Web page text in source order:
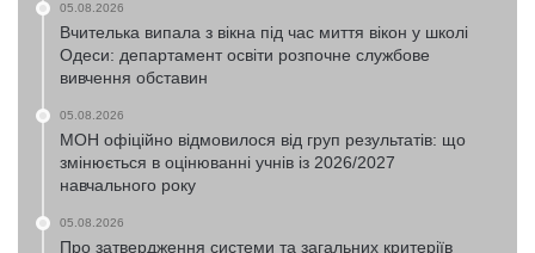
05.08.2026
Вчителька випала з вікна під час миття вікон у школі
Одеси: департамент освіти розпочне службове
вивчення обставин
05.08.2026
МОН офіційно відмовилося від груп результатів: що
змінюється в оцінюванні учнів із 2026/2027
навчального року
05.08.2026
Про затвердження системи та загальних критеріїв